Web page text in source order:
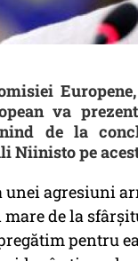
va
de la
Niinisto pe
unei agresiuni
de la
pentru